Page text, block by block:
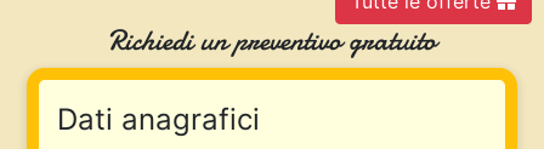
Richiedi un preventivo gratuito
Dati anagrafici